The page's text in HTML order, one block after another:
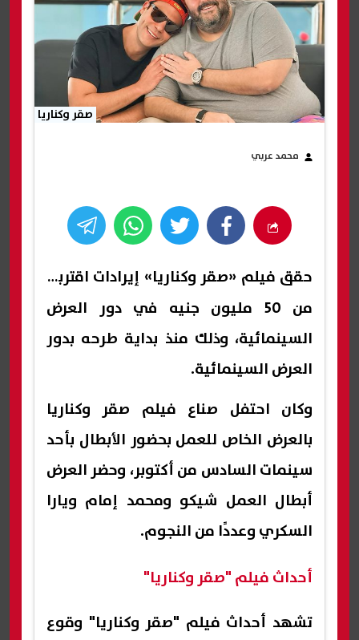
صقر وكناريا
محمد عربي
حقق فيلم «صقر وكناريا» إيرادات اقتربت
من 50 مليون جنيه في دور العرض
السينمائية، وذلك منذ بداية طرحه بدور
العرض السينمائية.
وكان احتفل صناع فيلم صقر وكناريا
بالعرض الخاص للعمل بحضور الأبطال بأحد
سينمات السادس من أكتوبر، وحضر العرض
أبطال العمل شيكو ومحمد إمام ويارا
السكري وعددًا من النجوم.
أحداث فيلم "صقر وكناريا"
تشهد أحداث فيلم "صقر وكناريا" وقوع